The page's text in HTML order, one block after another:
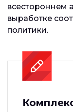
всестороннем
выработке
политики.